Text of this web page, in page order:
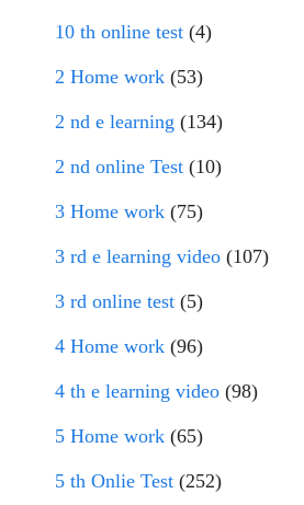
10 th online test (4)
2 Home work (53)
2 nd e learning (134)
2 nd online Test (10)
3 Home work (75)
3 rd e learning video (107)
3 rd online test (5)
4 Home work (96)
4 th e learning video (98)
5 Home work (65)
5 th Onlie Test (252)